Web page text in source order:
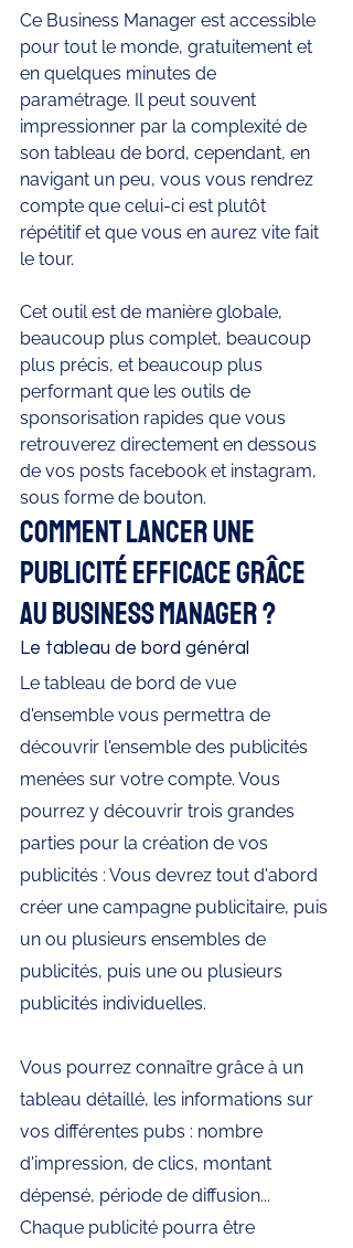
Ce Business Manager est accessible
pour tout le monde, gratuitement et
en quelques minutes de
paramétrage. Il peut souvent
impressionner par la complexité de
son tableau de bord, cependant, en
navigant un peu, vous vous rendrez
compte que celui-ci est plutôt
répétitif et que vous en aurez vite fait
le tour.
Cet outil est de manière globale,
beaucoup plus complet, beaucoup
plus précis, et beaucoup plus
performant que les outils de
sponsorisation rapides que vous
retrouverez directement en dessous
de vos posts facebook et instagram,
sous forme de bouton.
Comment lancer une
publicité efficace grâce
au Business Manager ?
Le tableau de bord général
Le tableau de bord de vue
d'ensemble vous permettra de
découvrir l'ensemble des publicités
menées sur votre compte. Vous
pourrez y découvrir trois grandes
parties pour la création de vos
publicités : Vous devrez tout d'abord
créer une campagne publicitaire, puis
un ou plusieurs ensembles de
publicités, puis une ou plusieurs
publicités individuelles.
Vous pourrez connaître grâce à un
tableau détaillé, les informations sur
vos différentes pubs : nombre
d'impression, de clics, montant
dépensé, période de diffusion...
Chaque publicité pourra être